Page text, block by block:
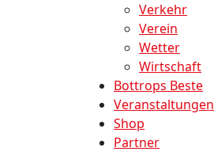
Verkehr
Verein
Wetter
Wirtschaft
Bottrops Beste
Veranstaltungen
Shop
Partner